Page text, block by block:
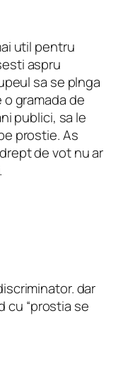
util pentru
aspru
sa se plnga
o gramada de
publici, sa le
prostie. As
de vot nu ar
dar
cu “prostia se